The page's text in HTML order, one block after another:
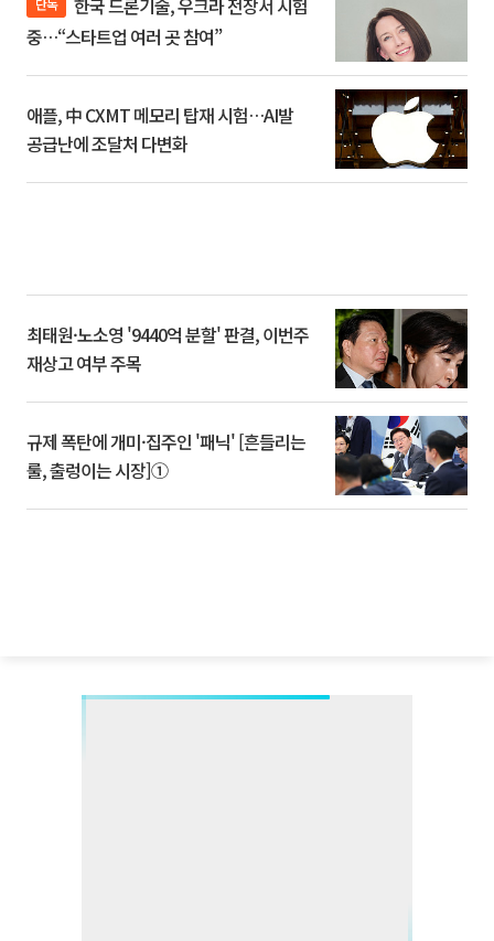
단독
중…“스타트업 여러 곳 참여”
애플, 中 CXMT 메모리 탑재 시험…AI발
공급난에 조달처 다변화
최태원·노소영 '9440억 분할' 판결, 이번주
재상고 여부 주목
규제 폭탄에 개미·집주인 '패닉' [흔들리는
룰, 출렁이는 시장]①